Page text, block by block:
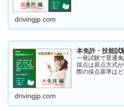
drivingjp.com
本免許・技能試
一発試験で普通
採点は原点方式
際の採点基準は
drivingjp.com